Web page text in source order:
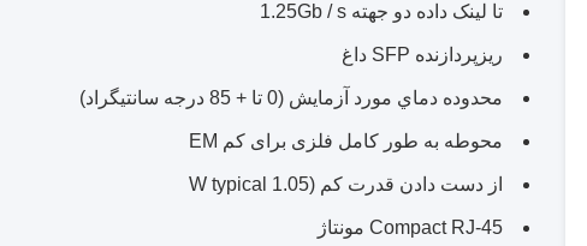
تا لینک داده دو جهته 1.25Gb / s
ریزپردازنده SFP داغ
محدوده دماي مورد آزمايش (0 تا + 85 درجه سانتيگراد)
محوطه به طور کامل فلزی برای کم EM
از دست دادن قدرت کم (1.05 W typical
Compact RJ-45 مونتاژ